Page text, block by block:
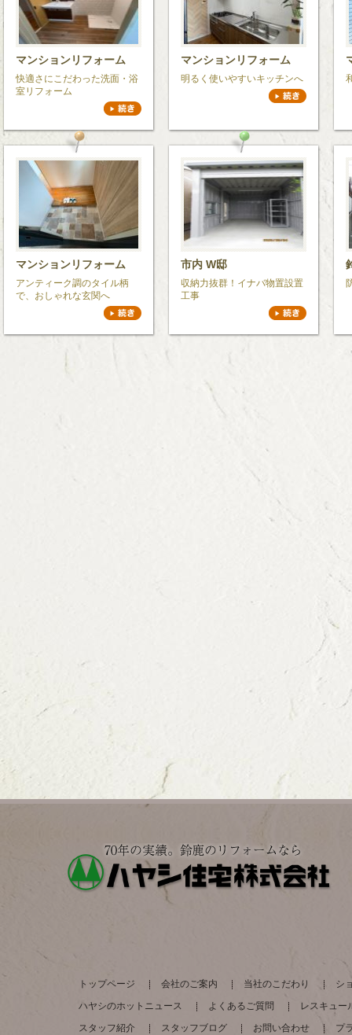
マンションリフォーム
快適さにこだわった洗面・浴
室リフォーム
マンションリフォーム
明るく使いやすいキッチンへ
マンションリフォーム
アンティーク調のタイル柄
で、おしゃれな玄関へ
市内 W邸
収納力抜群！イナバ物置設置
工事
トップページ 会社のご案内 当社のこだわり
シ
ハヤシのホットニュース
よくあるご質問
レスキュー
スタッフ紹介
スタッフブログ お問い合わせ プ